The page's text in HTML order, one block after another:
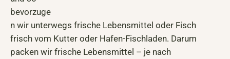
bevorzuge
n wir unterwegs frische Lebensmittel oder Fisch
frisch vom Kutter oder Hafen-Fischladen. Darum
packen wir frische Lebensmittel – je nach